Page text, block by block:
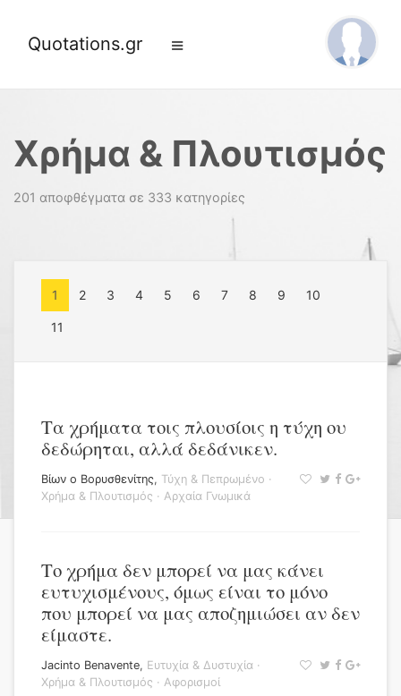
Quotations.gr
Χρήμα & Πλουτισμός
201 αποφθέγματα σε 333 κατηγορίες
1 2 3 4 5 6 7 8 9 10
11
Τα χρήματα τοις πλουσίοις η τύχη ου
δεδώρηται, αλλά δεδάνικεν.
Βίων ο Βορυσθενίτης, Τύχη & Πεπρωμένο ·
Χρήμα & Πλουτισμός · Αρχαία Γνωμικά
Το χρήμα δεν μπορεί να μας κάνει
ευτυχισμένους, όμως είναι το μόνο
που μπορεί να μας αποζημιώσει αν δεν
είμαστε.
Jacinto Benavente, Ευτυχία & Δυστυχία ·
Χρήμα & Πλουτισμός · Αφορισμοί